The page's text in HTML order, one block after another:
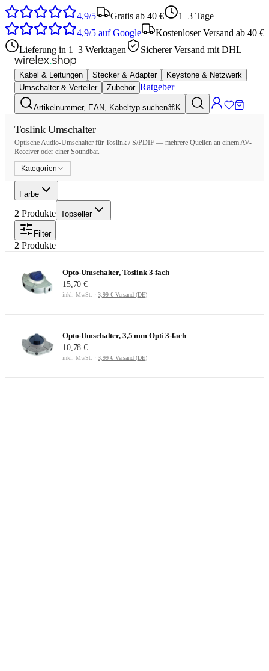
4,9/5 Gratis ab 40 €
1–3 Tage
4,9/5 auf Google
Kostenloser Versand ab 40 €
Lieferung in 1–3 Werktagen
Sicherer Versand mit DHL
Kabel & Leitungen Stecker & Adapter
Keystone & Netzwerk
Umschalter & Verteiler
Zubehör Ratgeber
Artikelnummer, EAN, Kabeltyp suchen⌘K
Toslink Umschalter
Optische Audio-Umschalter für Toslink / S/PDIF — mehrere Quellen an einem AV-
Receiver oder einer Soundbar.
Kategorien
Farbe
2 Produkte Topseller
Filter
2 Produkte
Opto-Umschalter, Toslink 3-fach
15,70 €
inkl. MwSt. · 3,99 € Versand (DE)
Opto-Umschalter, 3,5 mm Opti 3-fach
10,78 €
inkl. MwSt. · 3,99 € Versand (DE)